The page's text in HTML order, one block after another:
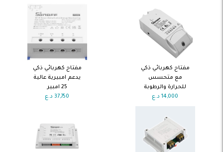
اضف الى
السلة
مفتاح كهربائي ذكي
مع متحسس
للحرارة والرطوبة
14,000 د.ع
اضف الى
السلة
مفتاح كهربائي ذكي
يدعم امبيرية عالية
25 امبير
37,750 د.ع